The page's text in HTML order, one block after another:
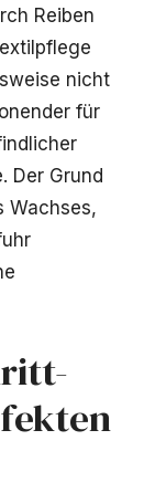
Reiben
nicht
für
Der Grund
Wachses,